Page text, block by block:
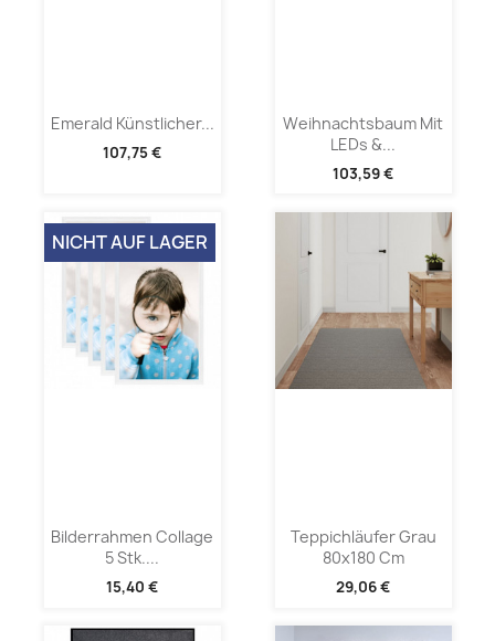
Emerald Künstlicher...
107,75 €
Weihnachtsbaum Mit
LEDs &...
103,59 €
Bilderrahmen Collage
5 Stk....
15,40 €
NICHT AUF LAGER
Teppichläufer Grau
80x180 Cm
29,06 €